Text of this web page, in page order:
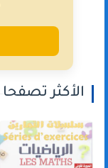
الأكثر تصفحا